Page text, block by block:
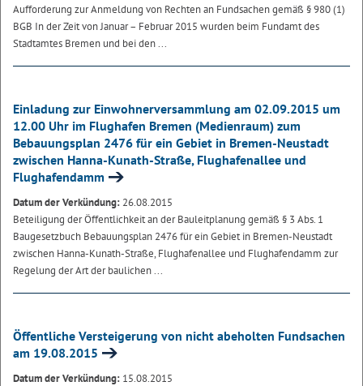
Aufforderung zur Anmeldung von Rechten an Fundsachen gemäß § 980 (1)
BGB In der Zeit von Januar – Februar 2015 wurden beim Fundamt des
Stadtamtes Bremen und bei den ...
Einladung zur Einwohnerversammlung am 02.09.2015 um
12.00 Uhr im Flughafen Bremen (Medienraum) zum
Bebauungsplan 2476 für ein Gebiet in Bremen-Neustadt
zwischen Hanna-Kunath-Straße, Flughafenallee und
Flughafendamm
Datum der Verkündung: 26.08.2015
Beteiligung der Öffentlichkeit an der Bauleitplanung gemäß § 3 Abs. 1
Baugesetzbuch Bebauungsplan 2476 für ein Gebiet in Bremen-Neustadt
zwischen Hanna-Kunath-Straße, Flughafenallee und Flughafendamm zur
Regelung der Art der baulichen ...
Öffentliche Versteigerung von nicht abeholten Fundsachen
am 19.08.2015
Datum der Verkündung: 15.08.2015